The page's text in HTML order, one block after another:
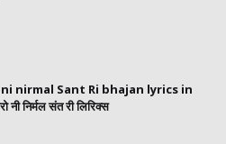
nirmal Sant Ri bhajan lyrics in
निर्मल संत री लिरिक्स